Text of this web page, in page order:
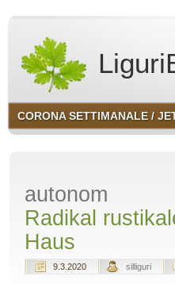
CORONA SETTIMANALE /
autonom
Radikal
Haus
9.3.2020 silliguri